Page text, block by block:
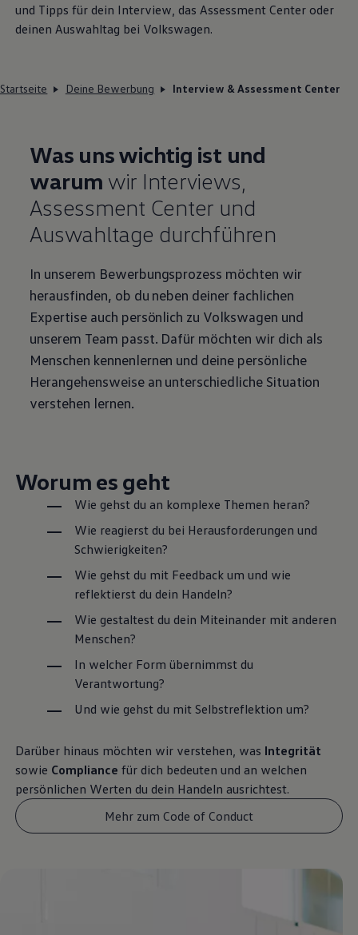
und Tipps für dein Interview, das Assessment Center oder
deinen Auswahltag bei Volkswagen.
Startseite Deine Bewerbung Interview & Assessment Center
Was uns wichtig ist und
warum wir Interviews,
Assessment Center und
Auswahltage durchführen
In unserem Bewerbungsprozess möchten wir
herausfinden, ob du neben deiner fachlichen
Expertise auch persönlich zu Volkswagen und
unserem Team passt. Dafür möchten wir dich als
Menschen kennenlernen und deine persönliche
Herangehensweise an unterschiedliche Situation
verstehen lernen.
Worum es geht
Wie gehst du an komplexe Themen heran?
Wie reagierst du bei Herausforderungen und
Schwierigkeiten?
Wie gehst du mit Feedback um und wie
reflektierst du dein Handeln?
Wie gestaltest du dein Miteinander mit anderen
Menschen?
In welcher Form übernimmst du
Verantwortung?
Und wie gehst du mit Selbstreflektion um?
Darüber hinaus möchten wir verstehen, was Integrität
sowie Compliance für dich bedeuten und an welchen
persönlichen Werten du dein Handeln ausrichtest.
Mehr zum Code of Conduct